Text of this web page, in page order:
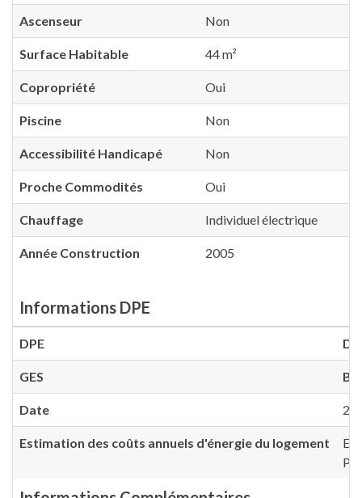
Ascenseur Non
Surface Habitable 44 m²
Copropriété Oui
Piscine Non
Accessibilité Handicapé Non
Proche Commodités Oui
Chauffage Individuel électrique
Année Construction 2005
Informations DPE
DPE D
GES B
Date
Estimation des coûts annuels d'énergie du logement